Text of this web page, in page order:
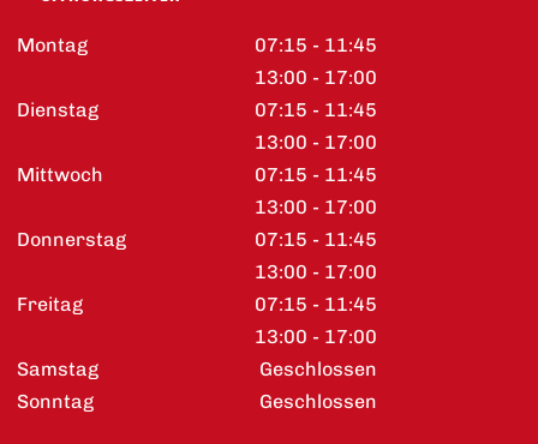
Montag
07:15 - 11:45
13:00 - 17:00
Dienstag
07:15 - 11:45
13:00 - 17:00
Mittwoch
07:15 - 11:45
13:00 - 17:00
Donnerstag
07:15 - 11:45
13:00 - 17:00
Freitag
07:15 - 11:45
13:00 - 17:00
Samstag
Geschlossen
Sonntag
Geschlossen